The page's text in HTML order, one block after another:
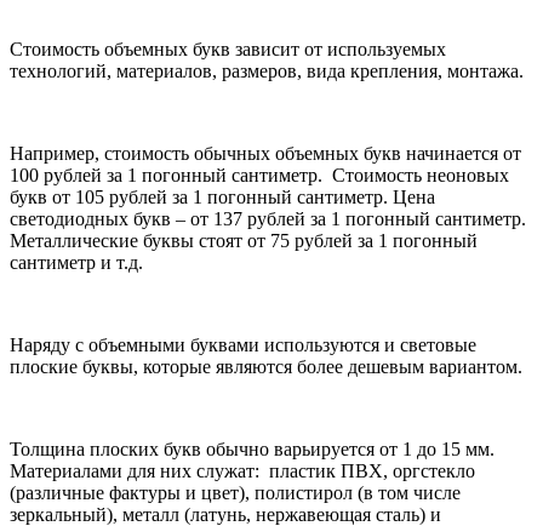
Стоимость объемных букв зависит от используемых
технологий, материалов, размеров, вида крепления, монтажа.
Например, стоимость обычных объемных букв начинается от
100 рублей за 1 погонный сантиметр. Стоимость неоновых
букв от 105 рублей за 1 погонный сантиметр. Цена
светодиодных букв – от 137 рублей за 1 погонный сантиметр.
Металлические буквы стоят от 75 рублей за 1 погонный
сантиметр и т.д.
Наряду с объемными буквами используются и световые
плоские буквы, которые являются более дешевым вариантом.
Толщина плоских букв обычно варьируется от 1 до 15 мм.
Материалами для них служат: пластик ПВХ, оргстекло
(различные фактуры и цвет), полистирол (в том числе
зеркальный), металл (латунь, нержавеющая сталь) и